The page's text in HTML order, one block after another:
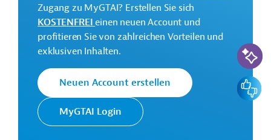
Gesamtkosten:
50 Millionen Euro
Europäische
Kommission
Generaldirektion Internationale
Zugang zu MyGTAI? Erstellen Sie sich
KOSTENFREIeinen neuen Account und
profitieren Sie von zahlreichen Vorteilen und
exklusiven Inhalten.
Neuen Account erstellen
MyGTAI Login
KI-